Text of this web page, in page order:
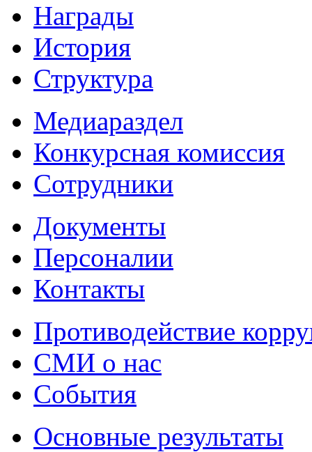
Награды
История
Структура
Медиараздел
Конкурсная комиссия
Сотрудники
Документы
Персоналии
Контакты
Противодействие
СМИ о нас
События
Основные результаты